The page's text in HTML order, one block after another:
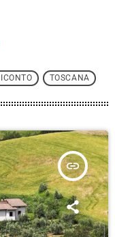
TOSCANA
insert_link